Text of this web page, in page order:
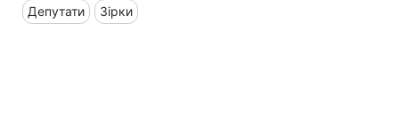
Депутати Зірки